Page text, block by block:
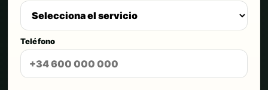
Teléfono